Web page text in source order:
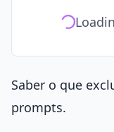
Saber o que
prompts.